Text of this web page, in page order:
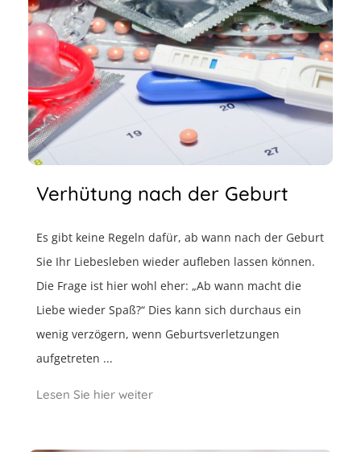
Verhütung nach der Geburt
Es gibt keine Regeln dafür, ab wann nach der Geburt
Sie Ihr Liebesleben wieder aufleben lassen können.
Die Frage ist hier wohl eher: „Ab wann macht die
Liebe wieder Spaß?“ Dies kann sich durchaus ein
wenig verzögern, wenn Geburtsverletzungen
aufgetreten ...
Lesen Sie hier weiter